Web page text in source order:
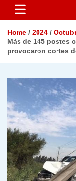
Home 2024
Más de 145 postes
provocaron cortes